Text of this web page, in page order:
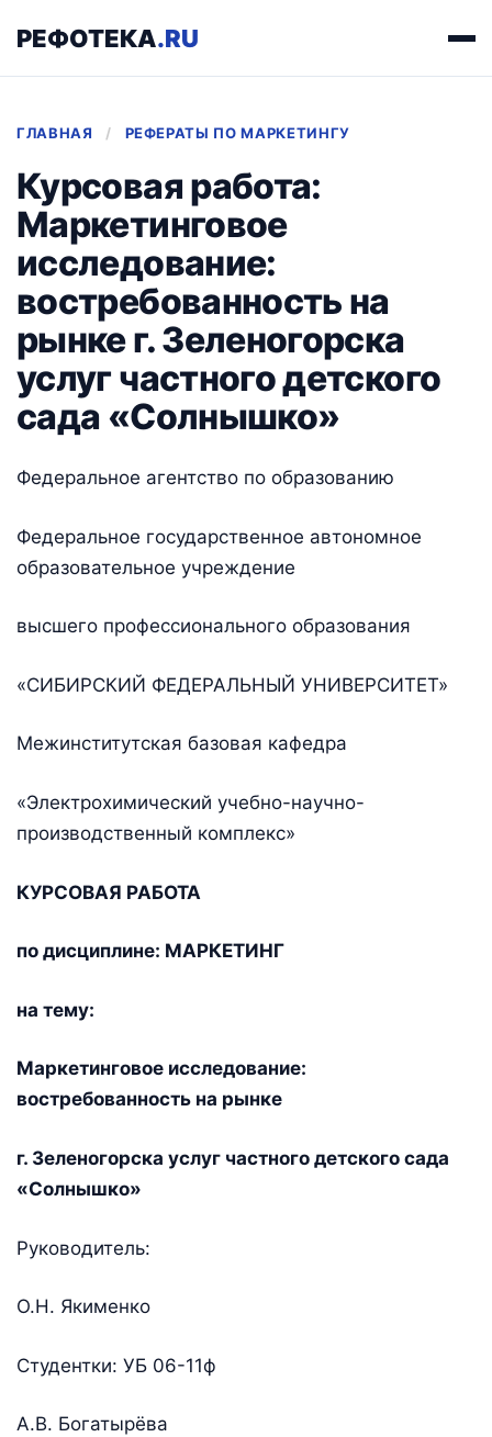
РЕФОТЕКА.RU
ГЛАВНАЯ / РЕФЕРАТЫ ПО МАРКЕТИНГУ
Курсовая работа:
Маркетинговое
исследование:
востребованность на
рынке г. Зеленогорска
услуг частного детского
сада «Солнышко»
Федеральное агентство по образованию
Федеральное государственное автономное
образовательное учреждение
высшего профессионального образования
«СИБИРСКИЙ ФЕДЕРАЛЬНЫЙ УНИВЕРСИТЕТ»
Межинститутская базовая кафедра
«Электрохимический учебно-научно-
производственный комплекс»
КУРСОВАЯ РАБОТА
по дисциплине: МАРКЕТИНГ
на тему:
Маркетинговое исследование:
востребованность на рынке
г. Зеленогорска услуг частного детского сада
«Солнышко»
Руководитель:
О.Н. Якименко
Студентки: УБ 06-11ф
А.В. Богатырёва